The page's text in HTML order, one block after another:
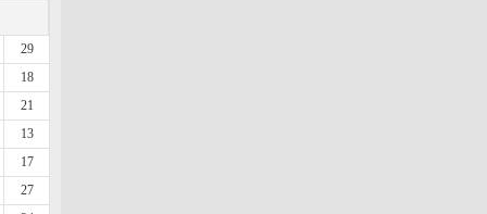
29
18
21
13
17
27